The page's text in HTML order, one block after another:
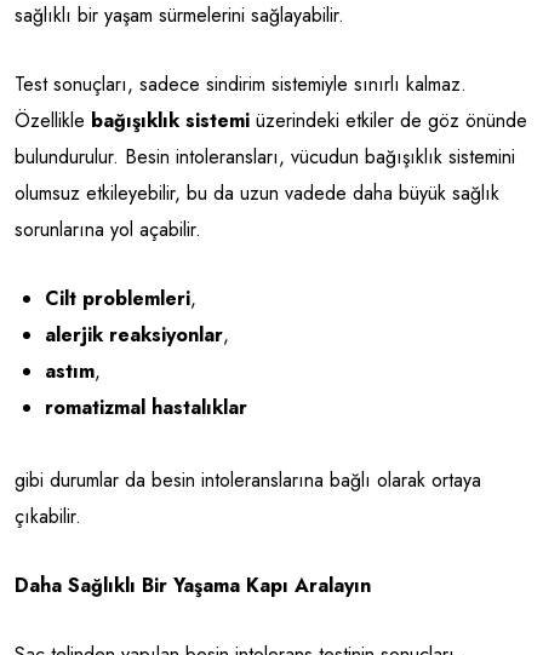
sağlıklı bir yaşam sürmelerini sağlayabilir.
Test sonuçları, sadece sindirim sistemiyle sınırlı kalmaz.
Özellikle bağışıklık sistemi üzerindeki etkiler de göz önünde
bulundurulur. Besin intoleransları, vücudun bağışıklık sistemini
olumsuz etkileyebilir, bu da uzun vadede daha büyük sağlık
sorunlarına yol açabilir.
Cilt problemleri,
alerjik reaksiyonlar,
astım,
romatizmal hastalıklar
gibi durumlar da besin intoleranslarına bağlı olarak ortaya
çıkabilir.
Daha Sağlıklı Bir Yaşama Kapı Aralayın